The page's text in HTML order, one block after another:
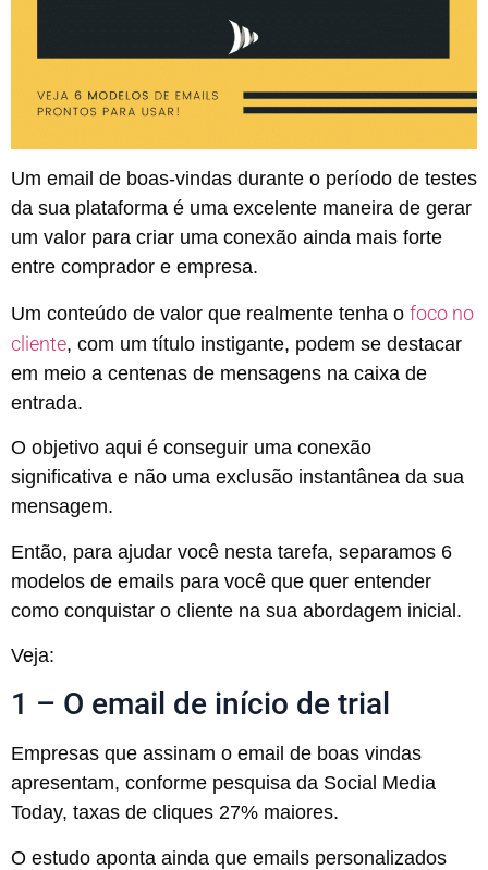
Um email de boas-vindas durante o período de testes
da sua plataforma é uma excelente maneira de gerar
um valor para criar uma conexão ainda mais forte
entre comprador e empresa.
Um conteúdo de valor que realmente tenha o foco no
cliente, com um título instigante, podem se destacar
em meio a centenas de mensagens na caixa de
entrada.
O objetivo aqui é conseguir uma conexão
significativa e não uma exclusão instantânea da sua
mensagem.
Então, para ajudar você nesta tarefa, separamos 6
modelos de emails para você que quer entender
como conquistar o cliente na sua abordagem inicial.
Veja:
1 – O email de início de trial
Empresas que assinam o email de boas vindas
apresentam, conforme pesquisa da Social Media
Today, taxas de cliques 27% maiores.
O estudo aponta ainda que emails personalizados